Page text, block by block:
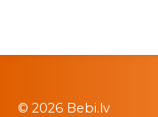
© 2026 Bebi.lv